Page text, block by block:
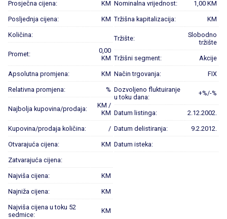
Prosječna cijena: KM
Posljednja cijena: KM
Količina:
Promet:
0,00
KM
Apsolutna promjena: KM
Relativna promjena: %
Najbolja kupovina/prodaja:
KM /
KM
Kupovina/prodaja količina: /
Otvarajuća cijena: KM
Zatvarajuća cijena:
Najviša cijena: KM
Najniža cijena: KM
Najviša cijena u toku 52
sedmice:
KM
Nominalna vrijednost: 1,00 KM
Tržišna kapitalizacija: KM
Tržište:
Slobodno
tržište
Tržišni segment: Akcije
Način trgovanja: FIX
Dozvoljeno fluktuiranje
u toku dana:
+%/-%
Datum listinga: 2.12.2002.
Datum delistiranja: 9.2.2012.
Datum isteka: